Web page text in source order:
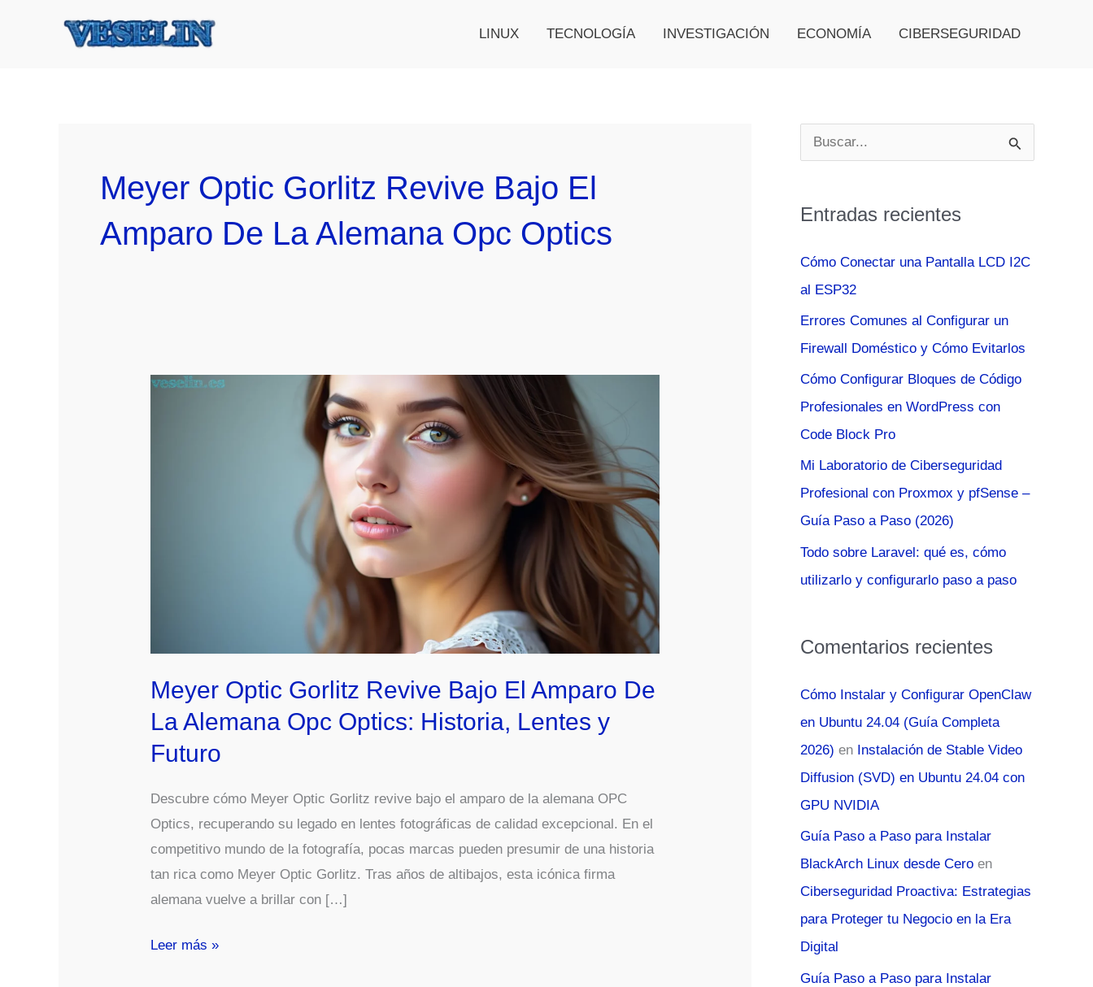
LINUX TECNOLOGÍA INVESTIGACIÓN ECONOMÍA CIBERSEGURIDAD
Meyer Optic Gorlitz Revive Bajo El
Amparo De La Alemana Opc Optics
Meyer Optic Gorlitz Revive Bajo El Amparo De
La Alemana Opc Optics: Historia, Lentes y
Futuro
Descubre cómo Meyer Optic Gorlitz revive bajo el amparo de la alemana OPC
Optics, recuperando su legado en lentes fotográficas de calidad excepcional. En el
competitivo mundo de la fotografía, pocas marcas pueden presumir de una historia
tan rica como Meyer Optic Gorlitz. Tras años de altibajos, esta icónica firma
alemana vuelve a brillar con […]
Meyer
Leer más »
u
c
o
r
:
Entradas recientes
Cómo Conectar una Pantalla LCD I2C
al ESP32
Errores Comunes al Configurar un
Firewall Doméstico y Cómo Evitarlos
Cómo Configurar Bloques de Código
Profesionales en WordPress con
Code Block Pro
Mi Laboratorio de Ciberseguridad
Profesional con Proxmox y pfSense –
Guía Paso a Paso (2026)
Todo sobre Laravel: qué es, cómo
utilizarlo y configurarlo paso a paso
Comentarios recientes
Cómo Instalar y Configurar OpenClaw
en Ubuntu 24.04 (Guía Completa
2026) en Instalación de Stable Video
Diffusion (SVD) en Ubuntu 24.04 con
GPU NVIDIA
Guía Paso a Paso para Instalar
BlackArch Linux desde Cero en
Ciberseguridad Proactiva: Estrategias
para Proteger tu Negocio en la Era
Digital
Guía Paso a Paso para Instalar